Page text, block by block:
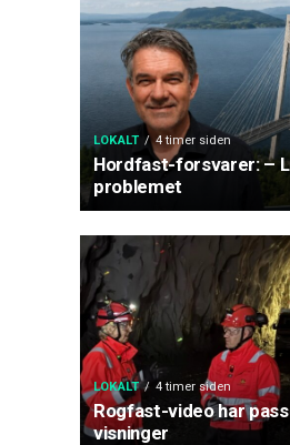
LOKALT 4 timer siden
Hordfast-forsvarer: –
problemet
LOKALT 4 timer siden
Rogfast-video har
visninger